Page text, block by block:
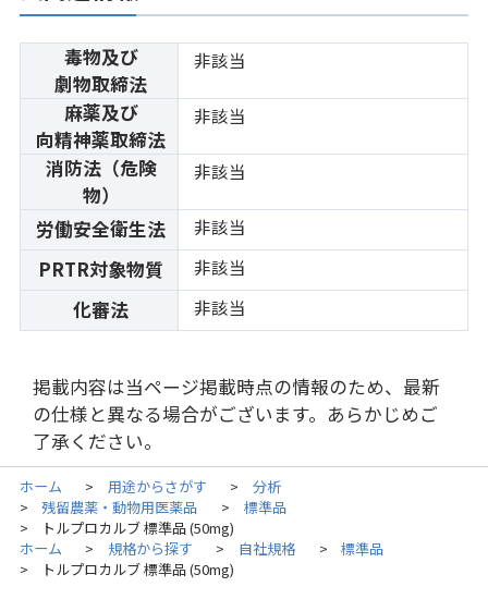
毒物及び
劇物取締法
非該当
麻薬及び
向精神薬取締法
非該当
消防法（危険
物）
非該当
労働安全衛生法 非該当
PRTR対象物質 非該当
化審法 非該当
掲載内容は当ページ掲載時点の情報のため、最新
の仕様と異なる場合がございます。あらかじめご
了承ください。
ホーム > 用途からさがす > 分析
> 残留農薬・動物用医薬品 > 標準品
>
トルプロカルブ 標準品 (50mg)
ホーム
> 規格から探す > 自社規格 > 標準品
> トルプロカルブ 標準品 (50mg)